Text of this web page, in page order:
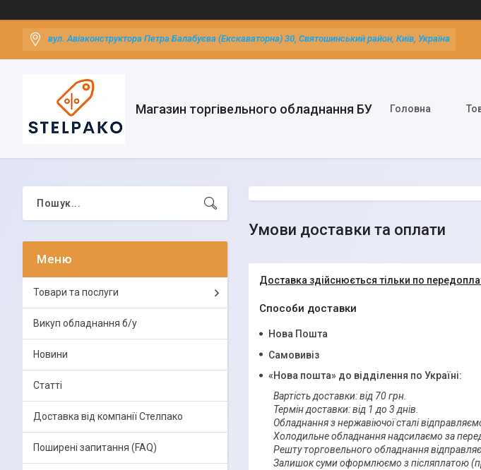
вул. Авіаконструктора Петра Балабуєва (Екскаваторна) 30, Святошинський район, Київ, Україна
Магазин торгівельного обладнання БУ Головна
Умови доставки та оплати
Доставка здійснюється тільки по
Способи доставки
Нова Пошта
Самовивіз
«Нова пошта» до відділення по Україні:
Вартість доставки: від 70 грн.
Термін доставки: від 1 до 3 днів.
Обладнання з нержавіючої сталі
Холодильне обладнання надсилаємо за
Решту торговельного обладнання
Залишок суми оформлюємо з післяплатою
Товари та послуги
Викуп обладнання б/у
Новини
Статті
Доставка від компанії Стелпако
Поширені запитання (FAQ)